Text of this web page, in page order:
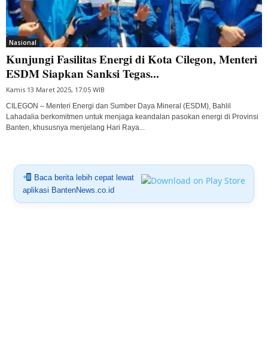
Nasional
Kunjungi Fasilitas Energi di Kota Cilegon, Menteri
ESDM Siapkan Sanksi Tegas...
Kamis 13 Maret 2025, 17:05 WIB
CILEGON – Menteri Energi dan Sumber Daya Mineral (ESDM), Bahlil
Lahadalia berkomitmen untuk menjaga keandalan pasokan energi di Provinsi
Banten, khususnya menjelang Hari Raya...
Baca berita lebih cepat lewat
aplikasi BantenNews.co.id